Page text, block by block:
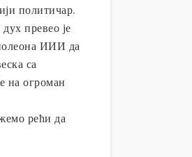
политичар.
превео је
ИИИ да
са
на огроман
рећи да